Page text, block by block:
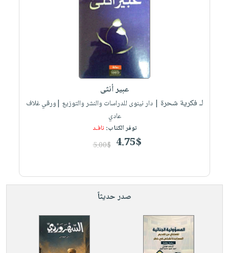
عبير أنثى
لـ فكرية شحرة | دار نينوى للدراسات والنشر والتوزيع |ورقي غلاف
عادي
توفر الكتاب: نافـد
4.75$
5.00$
صدر حديثاً